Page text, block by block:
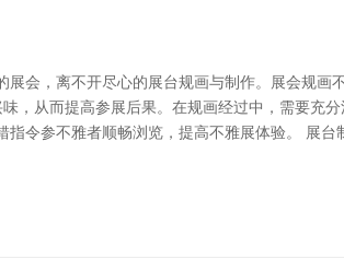
会，离不开尽心的展台规画与制作。展会规画
，从而提高参展后果。在规画经过中，需要充
令参不雅者顺畅浏览，提高不雅展体验。 展台